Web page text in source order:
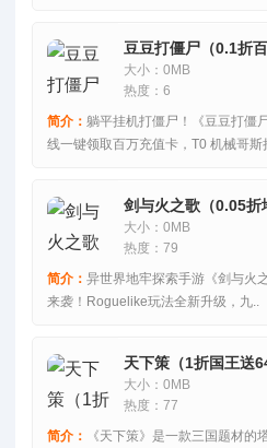
豆豆打僵尸（0.1折
大小：0MB
热度：6
简介： 躺平挂机打僵尸！《豆豆打僵
线一键领取百万充值卡，T0 机械哥斯
剑与火之歌（0.05折
大小：0MB
热度：79
简介： 异世界地牢探索手游《剑与火
来袭！Roguelike玩法全新升级，九..
天下策（1折国王送
大小：0MB
热度：77
简介：
《天下策》是一款三国题材的